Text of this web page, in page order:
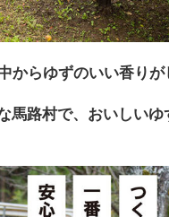
からゆずのいい香りが
馬路村で、おいしいゆ